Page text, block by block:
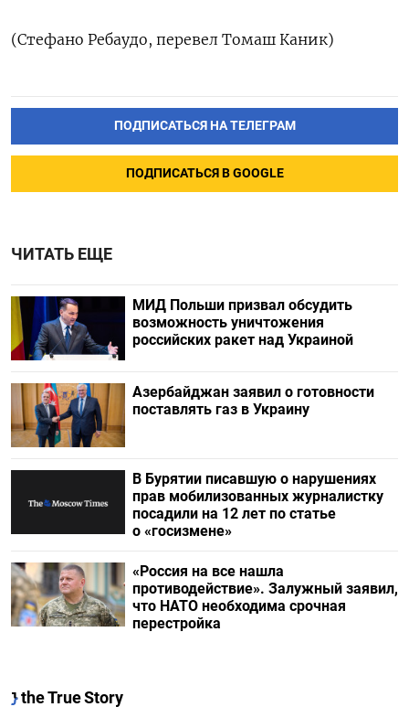
(Стефано Ребаудо, перевел Томаш Каник)
ПОДПИСАТЬСЯ НА ТЕЛЕГРАМ
ПОДПИСАТЬСЯ В GOOGLE
ЧИТАТЬ ЕЩЕ
МИД Польши призвал обсудить
возможность уничтожения
российских ракет над Украиной
Азербайджан заявил о готовности
поставлять газ в Украину
В Бурятии писавшую о нарушениях
прав мобилизованных журналистку
посадили на 12 лет по статье
о «госизмене»
«Россия на все нашла
противодействие». Залужный заявил,
что НАТО необходима срочная
перестройка